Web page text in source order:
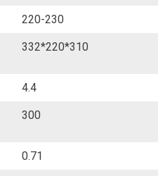
220-230
332*220*310
4.4
300
0.71